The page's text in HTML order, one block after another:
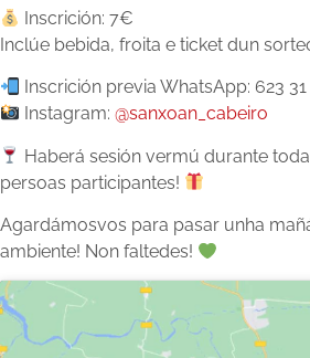
Inscrición: 7€
Inclúe bebida, froita e ticket dun
Inscrición previa WhatsApp: 623 31
Instagram:@sanxoan_cabeiro
Haberá sesión vermú durante
persoas participantes!
Agardámosvos para pasar unha
ambiente! Non faltedes!